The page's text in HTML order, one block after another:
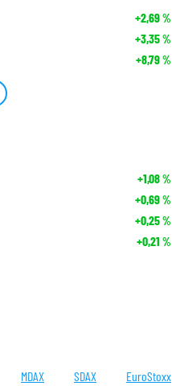
+2,69%
+3,35%
+8,79%
+1,08%
+0,69%
+0,25%
+0,21 %
MDAX SDAX EuroStoxx